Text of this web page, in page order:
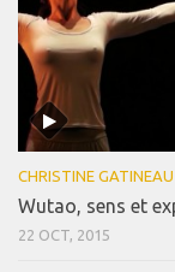
CHRISTINE GATINEAU
Wutao, sens et
22 OCT, 2015